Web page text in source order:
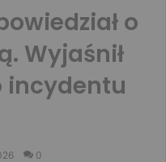
o
Wyjaśnił
incydentu
0